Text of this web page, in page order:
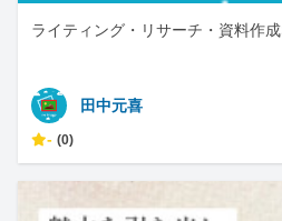
ライティング・リサーチ・資料作
田中元喜
- (0)